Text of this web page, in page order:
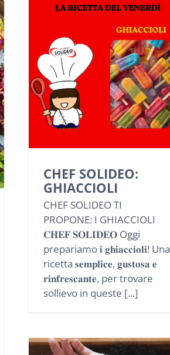
CHEF SOLIDEO:
GHIACCIOLI
CHEF SOLIDEO TI
PROPONE: I GHIACCIOLI
𝐂𝐇𝐄𝐅 𝐒𝐎𝐋𝐈𝐃𝐄𝐎 Oggi
prepariamo 𝐢 𝐠𝐡𝐢𝐚𝐜𝐜𝐢𝐨𝐥𝐢! Una
ricetta 𝐬𝐞𝐦𝐩𝐥𝐢𝐜𝐞, 𝐠𝐮𝐬𝐭𝐨𝐬𝐚 𝐞
𝐫𝐢𝐧𝐟𝐫𝐞𝐬𝐜𝐚𝐧𝐭𝐞, per trovare
sollievo in queste [...]